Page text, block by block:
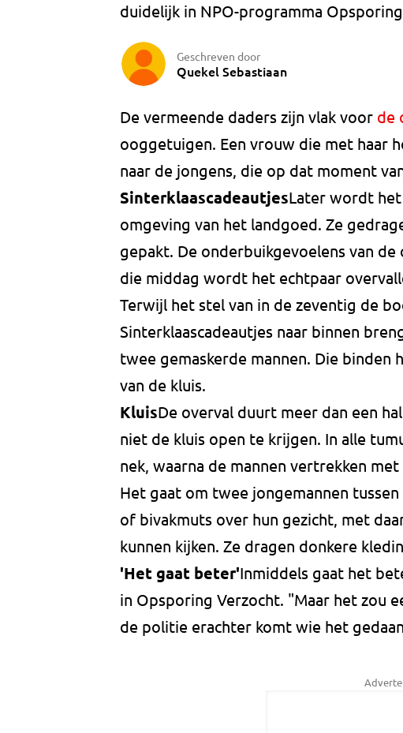
duidelijk in NPO-programma
Geschreven door
Quekel Sebastiaan
De vermeende daders zijn vlak voor de
ooggetuigen. Een vrouw die met haar
naar de jongens, die op dat moment
SinterklaascadeautjesLater wordt
omgeving van het landgoed. Ze
gepakt. De onderbuikgevoelens van
die middag wordt het echtpaar
Terwijl het stel van in de zeventig de
Sinterklaascadeautjes naar binnen
twee gemaskerde mannen. Die binden
van de kluis.
KluisDe overval duurt meer dan een
niet de kluis open te krijgen. In alle
nek, waarna de mannen vertrekken
Het gaat om twee jongemannen
of bivakmuts over hun gezicht, met
kunnen kijken. Ze dragen donkere
'Het gaat beter'Inmiddels gaat het
in Opsporing Verzocht. "Maar het zou
de politie erachter komt wie het